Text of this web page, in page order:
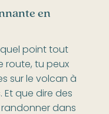
en
quel point tout
route, tu peux
sur le volcan à
que dire des
dans